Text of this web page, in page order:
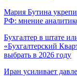
Мария Бутина
РФ: мнение
Бухгалтер в штате
«Бухгалтерский
выбрать в 2026 году
Иран усиливает